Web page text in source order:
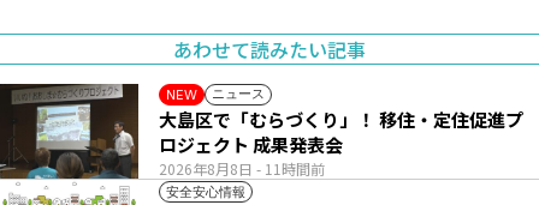
あわせて読みたい記事
NEW ニュース
2026年8月8日 - 11時間前
大島区で「むらづくり」！ 移住・定住促進プ
ロジェクト 成果発表会
安全安心情報